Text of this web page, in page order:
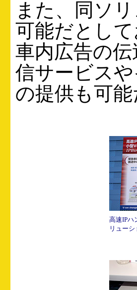
また、同ソ
可能だとし
車内広告の
信サービス
の提供も可
高速IPハ
リュー